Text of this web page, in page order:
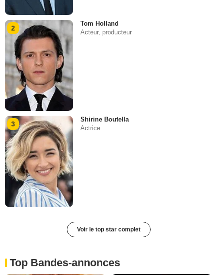
2
Tom Holland
Acteur, producteur
3
Shirine Boutella
Actrice
Voir le top star complet
Top Bandes-annonces